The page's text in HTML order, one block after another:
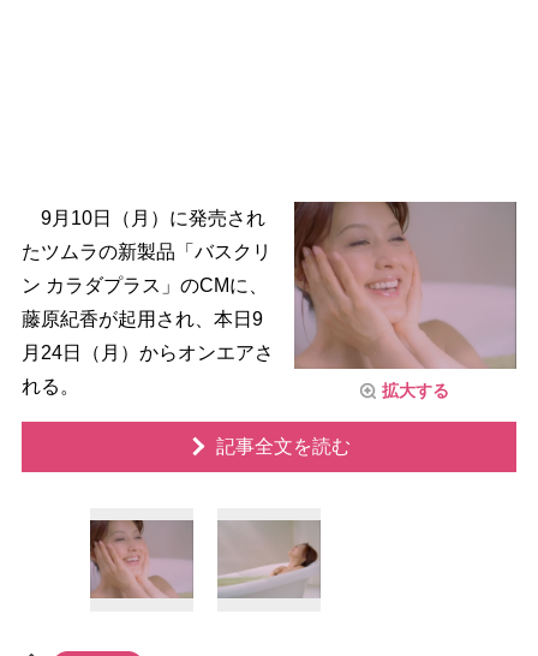
拡大する
9月10日（月）に発売され
たツムラの新製品「バスクリ
ン カラダプラス」のCMに、
藤原紀香が起用され、本日9
月24日（月）からオンエアさ
れる。
記事全文を読む